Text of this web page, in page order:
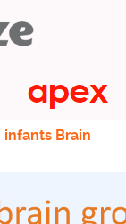
infants Brain